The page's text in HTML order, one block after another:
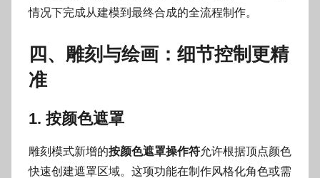
情况下完成从建模到最终合成的全流程制作。
四、雕刻与绘画：细节控制更精
准
1. 按颜色遮罩
雕刻模式新增的按颜色遮罩操作符允许根据顶点颜色
快速创建遮罩区域。这项功能在制作风格化角色或需